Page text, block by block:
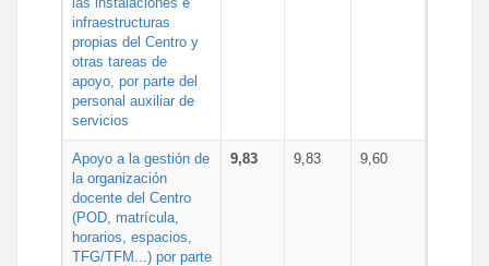
infraestructuras
propias del Centro y
otras tareas de
apoyo, por parte del
personal auxiliar de
servicios
Apoyo a la gestión de
la organización
docente del Centro
(POD, matrícula,
horarios, espacios,
TFG/TFM...) por parte
9,83 9,83 9,60